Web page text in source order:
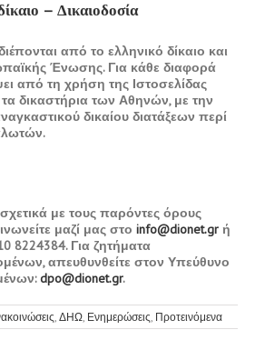
– Δικαιοδοσία
από το ελληνικό δίκαιο και
Ένωσης. Για κάθε διαφορά
από τη χρήση της Ιστοσελίδας
τα δικαστήρια των Αθηνών, με την
δικαίου διατάξεων περί
με τους παρόντες όρους
μαζί μας στο info@dionet.gr ή
8224384. Για ζητήματα
απευθυνθείτε στον Υπεύθυνο
dpo@dionet.gr.
, ΔΗΩ, Ενημερώσεις, Προτεινόμενα